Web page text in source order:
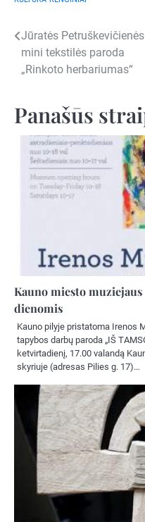
Navigacija
tarp
Jūratės Petruškevičienės
mini tekstilės paroda
„Rinkoto herbariumas“
Panašūs
Kauno miesto
dienomis
Kauno pilyje pristatoma Irenos
tapybos darbų paroda „IŠ
ketvirtadienį, 17.00 valandą
skyriuje (adresas Pilies g. 17)…